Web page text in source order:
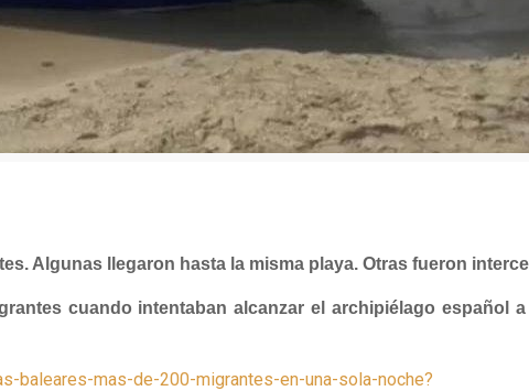
Algunas llegaron hasta la misma playa. Otras fueron
cuando intentaban alcanzar el archipiélago español
mas-de-200-migrantes-en-una-sola-noche?